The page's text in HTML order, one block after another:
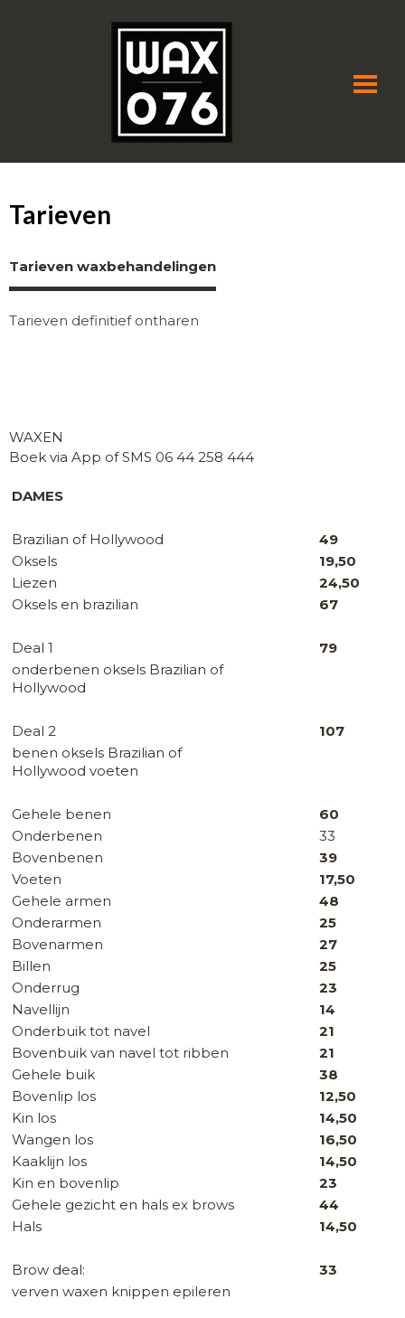
Tarieven
Tarieven waxbehandelingen
Tarieven definitief ontharen
WAXEN
Boek via App of SMS 06 44 258 444
DAMES
Brazilian of Hollywood
49
Oksels
19,50
Liezen
24,50
Oksels en brazilian
67
Deal 1
79
onderbenen oksels Brazilian of
Hollywood
Deal 2
107
benen oksels Brazilian of
Hollywood voeten
Gehele benen
60
Onderbenen
33
Bovenbenen
39
Voeten
17,50
Gehele armen
48
Onderarmen
25
Bovenarmen
27
Billen
25
Onderrug
23
Navellijn
14
Onderbuik tot navel
21
Bovenbuik van navel tot ribben
21
Gehele buik
38
Bovenlip los
12,50
Kin los
14,50
Wangen los
16,50
Kaaklijn los
14,50
Kin en bovenlip
23
Gehele gezicht en hals ex brows
44
Hals
14,50
Brow deal:
33
verven waxen knippen epileren